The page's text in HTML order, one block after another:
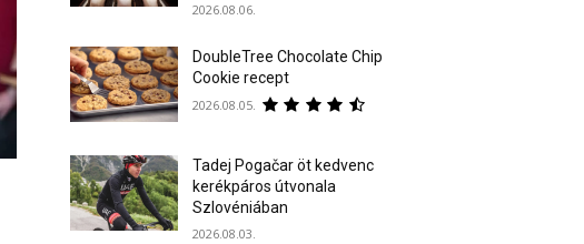
2026.08.06.
DoubleTree Chocolate Chip
Cookie recept
2026.08.05.
Tadej Pogačar öt kedvenc
kerékpáros útvonala
Szlovéniában
2026.08.03.